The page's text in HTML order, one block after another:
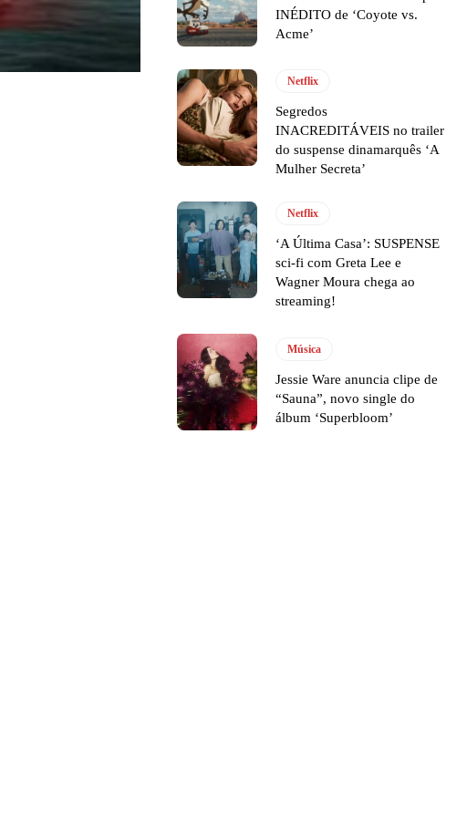
INÉDITO de ‘Coyote vs.
Acme’
Netflix
Segredos
INACREDITÁVEIS no trailer
do suspense dinamarquês ‘A
Mulher Secreta’
Netflix
‘A Última Casa’: SUSPENSE
sci-fi com Greta Lee e
Wagner Moura chega ao
streaming!
Música
Jessie Ware anuncia clipe de
“Sauna”, novo single do
álbum ‘Superbloom’